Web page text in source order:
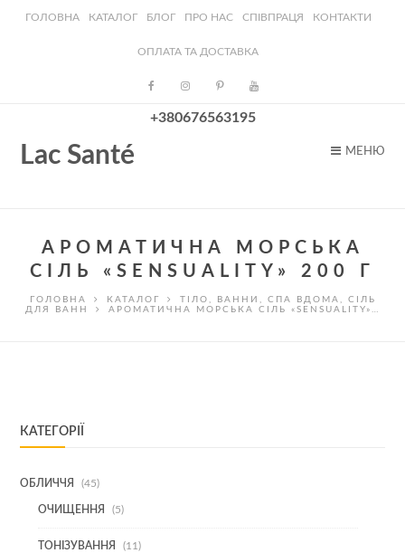
ГОЛОВНА КАТАЛОГ БЛОГ ПРО НАС СПІВПРАЦЯ КОНТАКТИ
ОПЛАТА ТА ДОСТАВКА
+380676563195
Lac Santé МЕНЮ
АРОМАТИЧНА МОРСЬКА
СІЛЬ «SENSUALITY» 200 Г
ГОЛОВНА КАТАЛОГ ТІЛО , ВАННИ , СПА ВДОМА , СІЛЬ
ДЛЯ ВАНН
АРОМАТИЧНА МОРСЬКА СІЛЬ «SENSUALITY»…
КАТЕГОРІЇ
ОБЛИЧЧЯ 4545
ОЧИЩЕННЯ
55
ТОНІЗУВАННЯ
1111